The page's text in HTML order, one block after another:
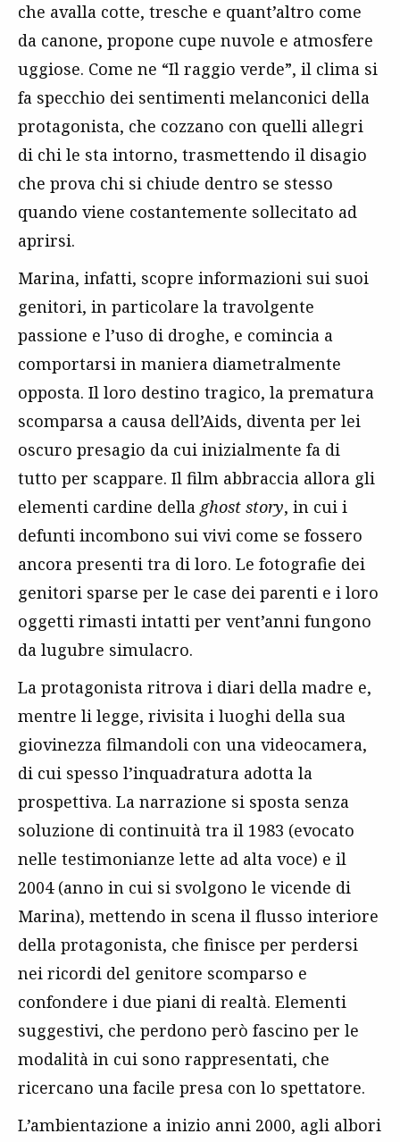
che avalla cotte, tresche e quant’altro come
da canone, propone cupe nuvole e atmosfere
uggiose. Come ne “Il raggio verde”, il clima si
fa specchio dei sentimenti melanconici della
protagonista, che cozzano con quelli allegri
di chi le sta intorno, trasmettendo il disagio
che prova chi si chiude dentro se stesso
quando viene costantemente sollecitato ad
aprirsi.
Marina, infatti, scopre informazioni sui suoi
genitori, in particolare la travolgente
passione e l’uso di droghe, e comincia a
comportarsi in maniera diametralmente
opposta. Il loro destino tragico, la prematura
scomparsa a causa dell’Aids, diventa per lei
oscuro presagio da cui inizialmente fa di
tutto per scappare. Il film abbraccia allora gli
elementi cardine della ghost story, in cui i
defunti incombono sui vivi come se fossero
ancora presenti tra di loro. Le fotografie dei
genitori sparse per le case dei parenti e i loro
oggetti rimasti intatti per vent’anni fungono
da lugubre simulacro.
La protagonista ritrova i diari della madre e,
mentre li legge, rivisita i luoghi della sua
giovinezza filmandoli con una videocamera,
di cui spesso l’inquadratura adotta la
prospettiva. La narrazione si sposta senza
soluzione di continuità tra il 1983 (evocato
nelle testimonianze lette ad alta voce) e il
2004 (anno in cui si svolgono le vicende di
Marina), mettendo in scena il flusso interiore
della protagonista, che finisce per perdersi
nei ricordi del genitore scomparso e
confondere i due piani di realtà. Elementi
suggestivi, che perdono però fascino per le
modalità in cui sono rappresentati, che
ricercano una facile presa con lo spettatore.
L’ambientazione a inizio anni 2000, agli albori